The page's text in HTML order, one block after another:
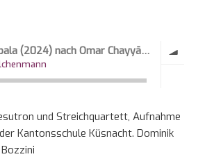
und Streichquartett, Aufnahme
Kantonsschule Küsnacht. Dominik